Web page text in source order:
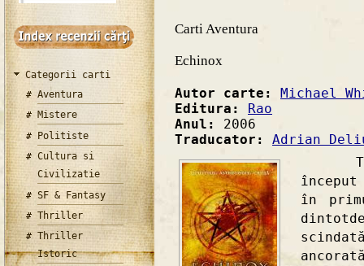
Categorii carti
Aventura
Mistere
Politiste
Cultura si
Civilizatie
SF & Fantasy
Thriller
Thriller
Istoric
Carti Aventura
Echinox
Autor carte: Michael
Editura: Rao
Anul: 2006
Traducator: Adrian
în